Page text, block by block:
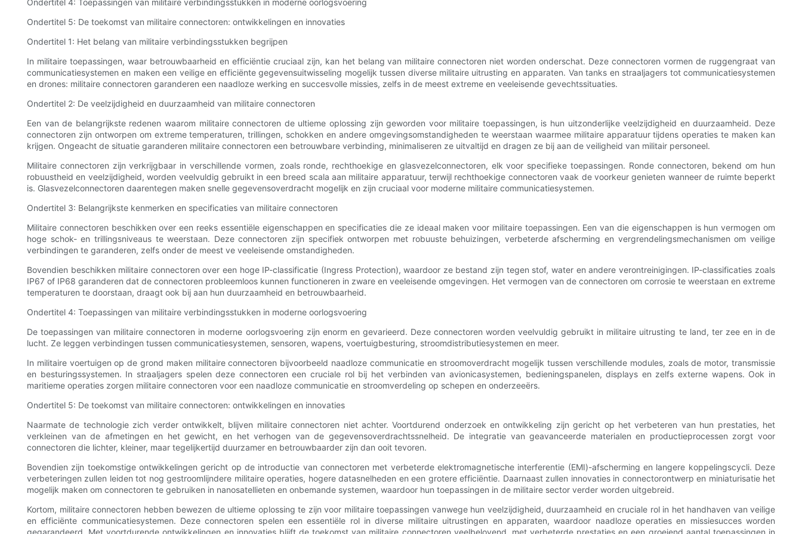
Ondertitel 4: Toepassingen van militaire verbindingsstukken in moderne oorlogsvoering
Ondertitel 5: De toekomst van militaire connectoren: ontwikkelingen en innovaties
Ondertitel 1: Het belang van militaire verbindingsstukken begrijpen
In militaire toepassingen, waar betrouwbaarheid en efficiëntie cruciaal zijn, kan het belang van militaire connectoren niet worden onderschat. Deze connectoren vormen de ruggengraat van
communicatiesystemen en maken een veilige en efficiënte gegevensuitwisseling mogelijk tussen diverse militaire uitrusting en apparaten. Van tanks en straaljagers tot communicatiesystemen
en drones: militaire connectoren garanderen een naadloze werking en succesvolle missies, zelfs in de meest extreme en veeleisende gevechtssituaties.
Ondertitel 2: De veelzijdigheid en duurzaamheid van militaire connectoren
Een van de belangrijkste redenen waarom militaire connectoren de ultieme oplossing zijn geworden voor militaire toepassingen, is hun uitzonderlijke veelzijdigheid en duurzaamheid. Deze
connectoren zijn ontworpen om extreme temperaturen, trillingen, schokken en andere omgevingsomstandigheden te weerstaan ​​waarmee militaire apparatuur tijdens operaties te maken kan
krijgen. Ongeacht de situatie garanderen militaire connectoren een betrouwbare verbinding, minimaliseren ze uitvaltijd en dragen ze bij aan de veiligheid van militair personeel.
Militaire connectoren zijn verkrijgbaar in verschillende vormen, zoals ronde, rechthoekige en glasvezelconnectoren, elk voor specifieke toepassingen. Ronde connectoren, bekend om hun
robuustheid en veelzijdigheid, worden veelvuldig gebruikt in een breed scala aan militaire apparatuur, terwijl rechthoekige connectoren vaak de voorkeur genieten wanneer de ruimte beperkt
is. Glasvezelconnectoren daarentegen maken snelle gegevensoverdracht mogelijk en zijn cruciaal voor moderne militaire communicatiesystemen.
Ondertitel 3: Belangrijkste kenmerken en specificaties van militaire connectoren
Militaire connectoren beschikken over een reeks essentiële eigenschappen en specificaties die ze ideaal maken voor militaire toepassingen. Een van die eigenschappen is hun vermogen om
hoge schok- en trillingsniveaus te weerstaan. Deze connectoren zijn specifiek ontworpen met robuuste behuizingen, verbeterde afscherming en vergrendelingsmechanismen om veilige
verbindingen te garanderen, zelfs onder de meest ve veeleisende omstandigheden.
Bovendien beschikken militaire connectoren over een hoge IP-classificatie (Ingress Protection), waardoor ze bestand zijn tegen stof, water en andere verontreinigingen. IP-classificaties zoals
IP67 of IP68 garanderen dat de connectoren probleemloos kunnen functioneren in zware en veeleisende omgevingen. Het vermogen van de connectoren om corrosie te weerstaan ​​en extreme
temperaturen te doorstaan, draagt ​​ook bij aan hun duurzaamheid en betrouwbaarheid.
Ondertitel 4: Toepassingen van militaire verbindingsstukken in moderne oorlogsvoering
De toepassingen van militaire connectoren in moderne oorlogsvoering zijn enorm en gevarieerd. Deze connectoren worden veelvuldig gebruikt in militaire uitrusting te land, ter zee en in de
lucht. Ze leggen verbindingen tussen communicatiesystemen, sensoren, wapens, voertuigbesturing, stroomdistributiesystemen en meer.
In militaire voertuigen op de grond maken militaire connectoren bijvoorbeeld naadloze communicatie en stroomoverdracht mogelijk tussen verschillende modules, zoals de motor, transmissie
en besturingssystemen. In straaljagers spelen deze connectoren een cruciale rol bij het verbinden van avionicasystemen, bedieningspanelen, displays en zelfs externe wapens. Ook in
maritieme operaties zorgen militaire connectoren voor een naadloze communicatie en stroomverdeling op schepen en onderzeeërs.
Ondertitel 5: De toekomst van militaire connectoren: ontwikkelingen en innovaties
Naarmate de technologie zich verder ontwikkelt, blijven militaire connectoren niet achter. Voortdurend onderzoek en ontwikkeling zijn gericht op het verbeteren van hun prestaties, het
verkleinen van de afmetingen en het gewicht, en het verhogen van de gegevensoverdrachtssnelheid. De integratie van geavanceerde materialen en productieprocessen zorgt voor
connectoren die lichter, kleiner, maar tegelijkertijd duurzamer en betrouwbaarder zijn dan ooit tevoren.
Bovendien zijn toekomstige ontwikkelingen gericht op de introductie van connectoren met verbeterde elektromagnetische interferentie (EMI)-afscherming en langere koppelingscycli. Deze
verbeteringen zullen leiden tot nog gestroomlijndere militaire operaties, hogere datasnelheden en een grotere efficiëntie. Daarnaast zullen innovaties in connectorontwerp en miniaturisatie het
mogelijk maken om connectoren te gebruiken in nanosatellieten en onbemande systemen, waardoor hun toepassingen in de militaire sector verder worden uitgebreid.
Kortom, militaire connectoren hebben bewezen de ultieme oplossing te zijn voor militaire toepassingen vanwege hun veelzijdigheid, duurzaamheid en cruciale rol in het handhaven van veilige
en efficiënte communicatiesystemen. Deze connectoren spelen een essentiële rol in diverse militaire uitrustingen en apparaten, waardoor naadloze operaties en missiesucces worden